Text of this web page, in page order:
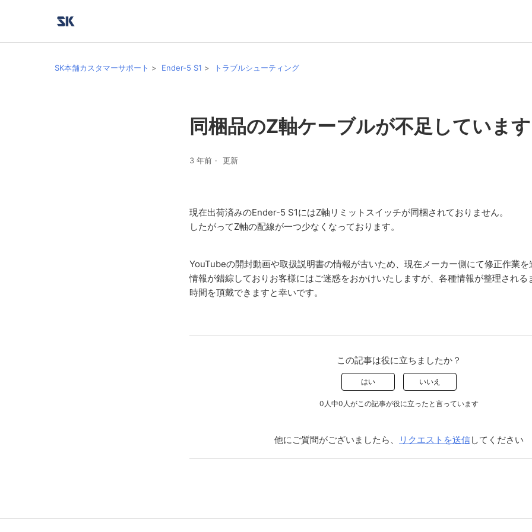
SK本舗カスタマーサポート Ender-5 S1 トラブルシューティング
同梱品のZ軸ケーブルが不足しています
3 年前 更新
現在出荷済みのEnder-5 S1にはZ軸リミットスイッチが同梱されておりません。
したがってZ軸の配線が一つ少なくなっております。
YouTubeの開封動画や取扱説明書の情報が古いため、現在メーカー側にて修正作業を
情報が錯綜しておりお客様にはご迷惑をおかけいたしますが、各種情報が整理される
時間を頂戴できますと幸いです。
この記事は役に立ちましたか？
はい いいえ
0人中0人がこの記事が役に立ったと言っています
他にご質問がございましたら、 リクエストを送信してください